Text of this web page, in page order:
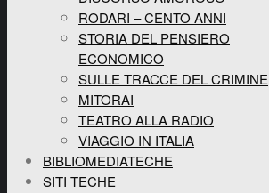
RODARI – CENTO ANNI
STORIA DEL PENSIERO
ECONOMICO
SULLE TRACCE DEL CRIMINE
MITORAI
TEATRO ALLA RADIO
VIAGGIO IN ITALIA
BIBLIOMEDIATECHE
SITI TECHE